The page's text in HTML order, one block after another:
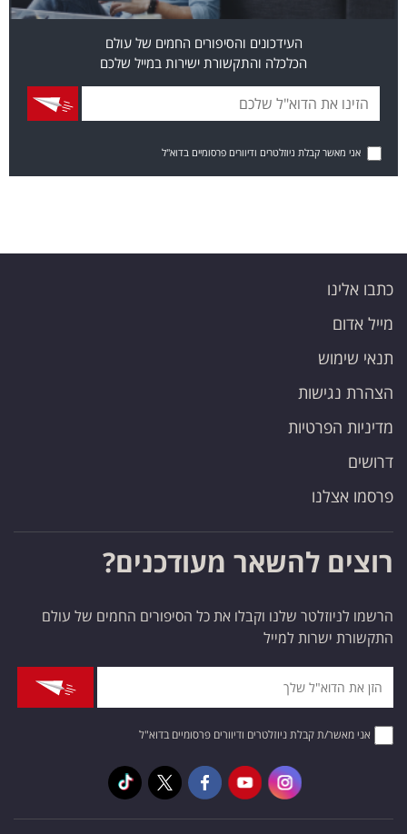
העידכונים והסיפורים החמים של עולם
הכלכלה והתקשורת ישירות במייל שלכם
אני מאשר קבלת ניוזלטרים ודיוורים פרסומיים בדוא"ל
כתבו אלינו
מייל אדום
תנאי שימוש
הצהרת נגישות
מדיניות הפרטיות
דרושים
פרסמו אצלנו
רוצים להשאר מעודכנים?
הרשמו לניוזלטר שלנו וקבלו את כל הסיפורים החמים של עולם
התקשורת ישרות למייל
אני מאשר/ת קבלת ניוזלטרים ודיוורים פרסומיים בדוא"ל